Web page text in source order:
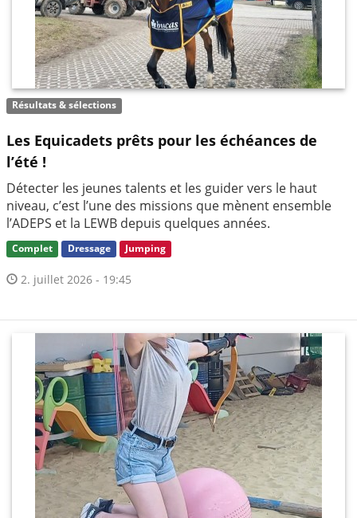
Résultats & sélections
Les Equicadets prêts pour les échéances de
l’été !
Détecter les jeunes talents et les guider vers le haut
niveau, c’est l’une des missions que mènent ensemble
l’ADEPS et la LEWB depuis quelques années.
Complet Dressage Jumping
2. juillet 2026 - 19:45